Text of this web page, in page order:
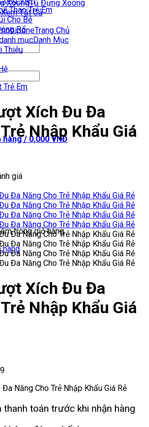
Thao Trẻ Em
Cho Bé
Rổ
hàng / 0,000VNĐ
trong giỏ hàng.
hàng
Tủ Đựng Xoong
Xem Tất Cả
Trang Chủ
Danh Mục
Thiệu
Trẻ Em
Xích Đu Đa
Nhập Khẩu Giá
giá
Xích Đu Đa
Nhập Khẩu Giá
Năng Cho Trẻ Nhập Khẩu Giá Rẻ
thanh toán trước khi nhận hàng